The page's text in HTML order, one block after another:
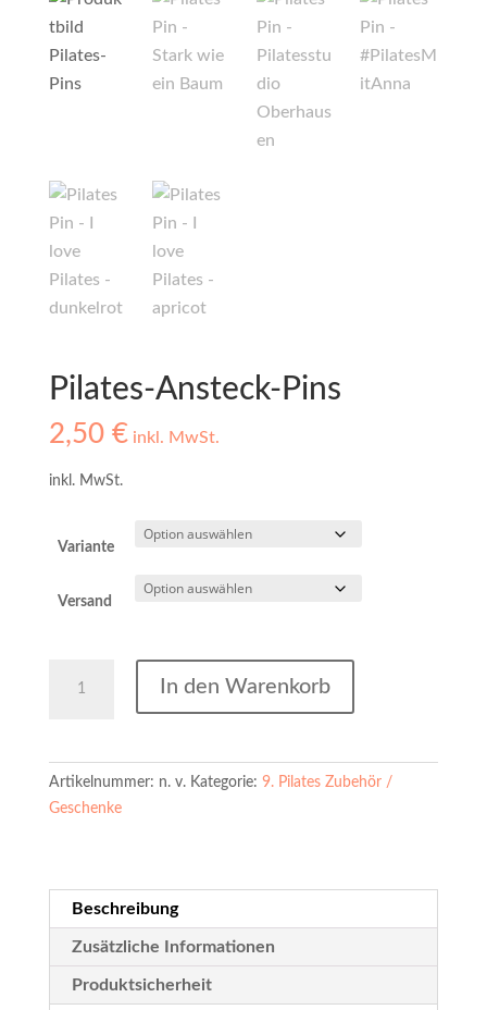
Pilates-Ansteck-Pins
2,50 € inkl. MwSt.
inkl. MwSt.
Variante
Versand
Ansteck-
In den Warenkorb
Artikelnummer: n. v. Kategorie: 9. Pilates Zubehör /
Geschenke
Beschreibung
Zusätzliche Informationen
Produktsicherheit